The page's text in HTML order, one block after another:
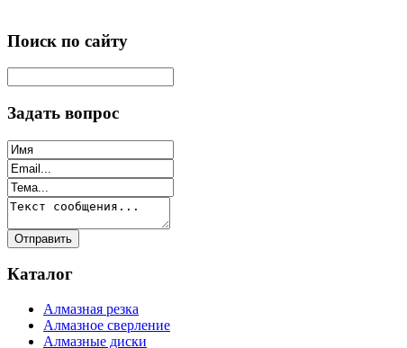
Поиск по сайту
Задать вопрос
Каталог
Алмазная резка
Алмазное сверление
Алмазные диски